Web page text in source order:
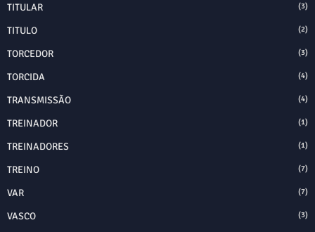
TITULAR (3)
TITULO (2)
TORCEDOR (3)
TORCIDA (4)
TRANSMISSÃO (4)
TREINADOR (1)
TREINADORES (1)
TREINO (7)
VAR (7)
VASCO (3)